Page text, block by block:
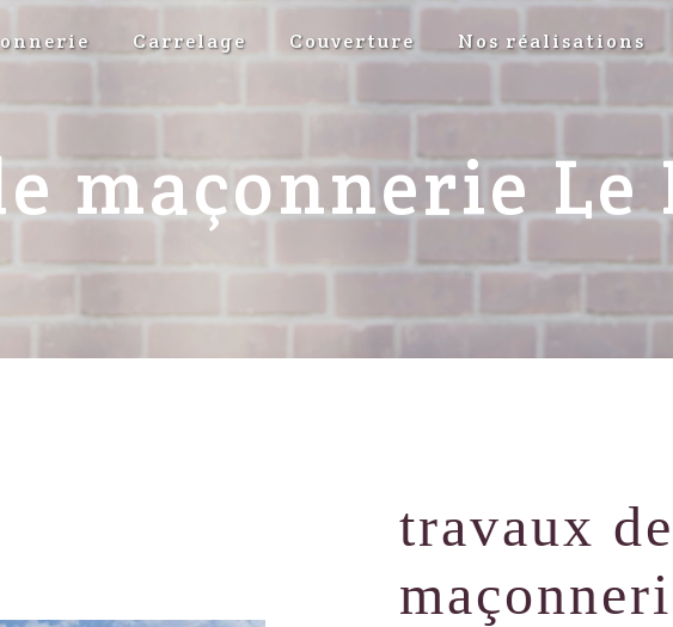
Carrelage Couverture Nos réalisations
maçonnerie
travaux de